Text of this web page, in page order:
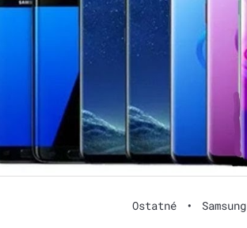
Ostatné • Samsung